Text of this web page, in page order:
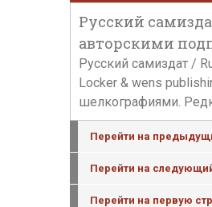
Русский
авторскими
Русский самиздат /
Locker & wens
шелкографиями.
Перейти на
Перейти на
Перейти на первую